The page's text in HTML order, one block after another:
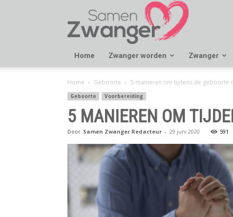
Samen
Zwanger
Home Zwanger worden Zwanger
Home Geboorte 5 manieren om tijdens de geboorte
Geboorte Voorbereiding
5 MANIEREN OM
Door Samen Zwanger Redacteur - 29 juni 2020 591